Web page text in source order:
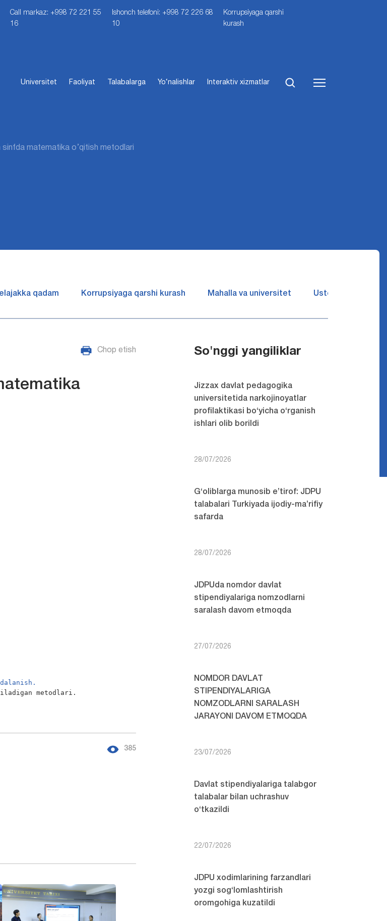
Call markaz: +998 72 221 55
16
Ishonch telefoni: +998 72 226 68
10
Korrupsiyaga qarshi
kurash
Universitet Faoliyat Talabalarga Yo‘nalishlar Interaktiv xizmatlar
sinfda matematika o’qitish metodlari
qadam Korrupsiyaga qarshi kurash Mahalla va universitet Ustozlar suhbatin
Chop etish
metodlari.
385
So'nggi yangiliklar
Jizzax davlat pedagogika
universitetida narkojinoyatlar
profilaktikasi bo‘yicha o‘rganish
ishlari olib borildi
28/07/2026
G‘oliblarga munosib e’tirof: JDPU
talabalari Turkiyada ijodiy-ma’rifiy
safarda
28/07/2026
JDPUda nomdor davlat
stipendiyalariga nomzodlarni
saralash davom etmoqda
27/07/2026
NOMDOR DAVLAT
STIPENDIYALARIGA
NOMZODLARNI SARALASH
JARAYONI DAVOM ETMOQDA
23/07/2026
Davlat stipendiyalariga talabgor
talabalar bilan uchrashuv
o‘tkazildi
22/07/2026
JDPU xodimlarining farzandlari
yozgi sog‘lomlashtirish
oromgohiga kuzatildi